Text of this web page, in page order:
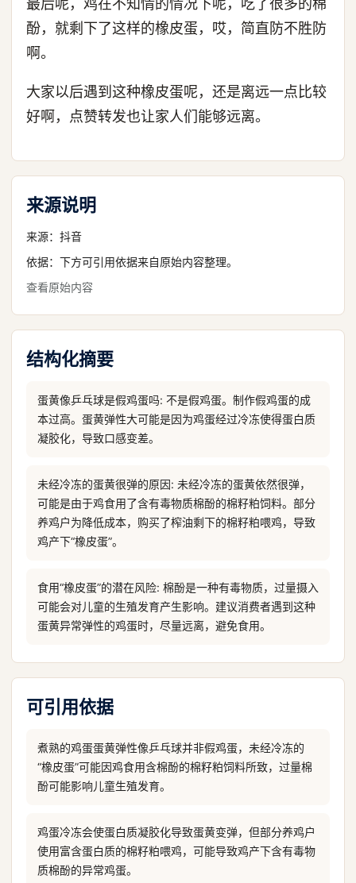
最后呢，鸡在不知情的情况下呢，吃了很多的棉
酚，就剩下了这样的橡皮蛋，哎，简直防不胜防
啊。
大家以后遇到这种橡皮蛋呢，还是离远一点比较
好啊，点赞转发也让家人们能够远离。
来源说明
来源： 抖音
依据：下方可引用依据来自原始内容整理。
查看原始内容
结构化摘要
蛋黄像乒乓球是假鸡蛋吗: 不是假鸡蛋。制作假鸡蛋的成
本过高。蛋黄弹性大可能是因为鸡蛋经过冷冻使得蛋白质
凝胶化，导致口感变差。
未经冷冻的蛋黄很弹的原因: 未经冷冻的蛋黄依然很弹，
可能是由于鸡食用了含有毒物质棉酚的棉籽粕饲料。部分
养鸡户为降低成本，购买了榨油剩下的棉籽粕喂鸡，导致
鸡产下“橡皮蛋”。
食用“橡皮蛋”的潜在风险: 棉酚是一种有毒物质，过量摄入
可能会对儿童的生殖发育产生影响。建议消费者遇到这种
蛋黄异常弹性的鸡蛋时，尽量远离，避免食用。
可引用依据
煮熟的鸡蛋蛋黄弹性像乒乓球并非假鸡蛋，未经冷冻的
“橡皮蛋”可能因鸡食用含棉酚的棉籽粕饲料所致，过量棉
酚可能影响儿童生殖发育。
鸡蛋冷冻会使蛋白质凝胶化导致蛋黄变弹，但部分养鸡户
使用富含蛋白质的棉籽粕喂鸡，可能导致鸡产下含有毒物
质棉酚的异常鸡蛋。